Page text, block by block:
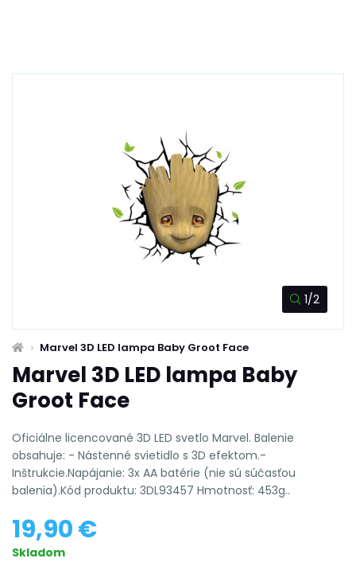
1/2
Marvel 3D LED lampa Baby Groot Face
Marvel 3D LED lampa Baby
Groot Face
Oficiálne licencované 3D LED svetlo Marvel. Balenie
obsahuje: - Nástenné svietidlo s 3D efektom.-
Inštrukcie.Napájanie: 3x AA batérie (nie sú súčasťou
balenia).Kód produktu: 3DL93457 Hmotnosť: 453g..
19,90 €
Skladom